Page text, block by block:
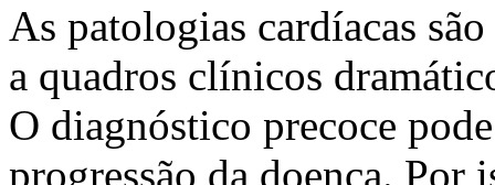
As patologias cardíacas
a quadros clínicos
O diagnóstico precoce
progressão da doença. Por